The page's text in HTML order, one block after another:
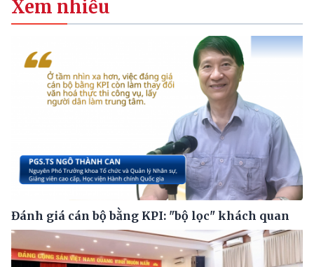
Xem nhiều
Đánh giá cán bộ bằng KPI: "bộ lọc" khách quan